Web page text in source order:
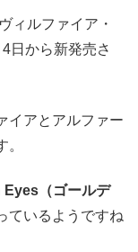
ィルファイア・
日から新発売さ
イアとアルファー
（ゴールデ
ているようですね